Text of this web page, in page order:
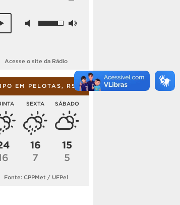
Acesse o site da Rádio
EM PELOTAS, RS
SEXTA
16
7
SÁBADO
15
5
Fonte: CPPMet / UFPel